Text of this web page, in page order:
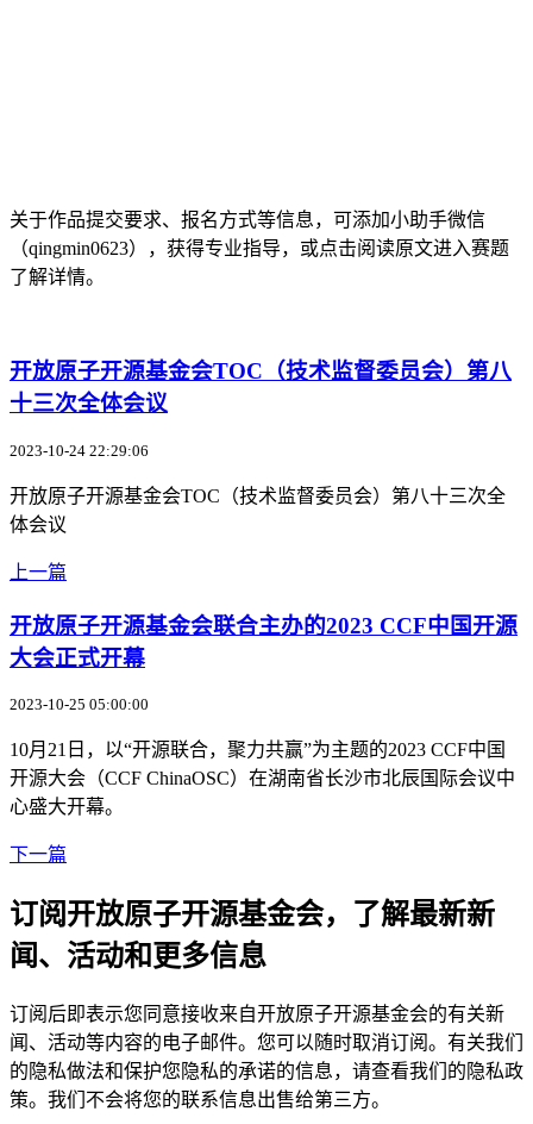
关于作品提交要求、报名方式等信息，可添加小助手微信
（qingmin0623），获得专业指导，或点击阅读原文进入赛题
了解详情。
开放原子开源基金会TOC（技术监督委员会）第八
十三次全体会议
2023-10-24 22:29:06
开放原子开源基金会TOC（技术监督委员会）第八十三次全
体会议
上一篇
开放原子开源基金会联合主办的2023 CCF中国开源
大会正式开幕
2023-10-25 05:00:00
10月21日，以“开源联合，聚力共赢”为主题的2023 CCF中国
开源大会（CCF ChinaOSC）在湖南省长沙市北辰国际会议中
心盛大开幕。
下一篇
订阅开放原子开源基金会，了解最新新
闻、活动和更多信息
订阅后即表示您同意接收来自开放原子开源基金会的有关新
闻、活动等内容的电子邮件。您可以随时取消订阅。有关我们
的隐私做法和保护您隐私的承诺的信息，请查看我们的隐私政
策。我们不会将您的联系信息出售给第三方。